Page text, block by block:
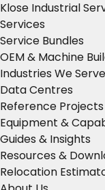
Klose Industrial
Services
Service Bundles
OEM & Machine
Industries We Serve
Data Centres
Reference Projects
Equipment &
Guides & Insights
Resources &
Relocation